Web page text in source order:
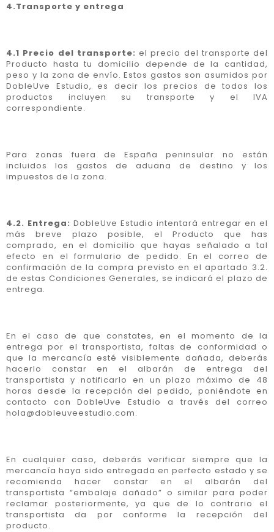
4.Transporte y entrega
4.1 Precio del transporte: el precio del transporte del
Producto hasta tu domicilio depende de la cantidad,
peso y la zona de envío. Estos gastos son asumidos por
DobleUve Estudio, es decir los precios de todos los
productos incluyen su transporte y el IVA
correspondiente.
Para zonas fuera de España peninsular no están
incluidos los gastos de aduana de destino y los
impuestos de la zona.
4.2. Entrega: DobleUve Estudio intentará entregar en el
más breve plazo posible, el Producto que has
comprado, en el domicilio que hayas señalado a tal
efecto en el formulario de pedido. En el correo de
confirmación de la compra previsto en el apartado 3.2.
de estas Condiciones Generales, se indicará el plazo de
entrega.
En el caso de que constates, en el momento de la
entrega por el transportista, faltas de conformidad o
que la mercancía esté visiblemente dañada, deberás
hacerlo constar en el albarán de entrega del
transportista y notificarlo en un plazo máximo de 48
horas desde la recepción del pedido, poniéndote en
contacto con DobleUve Estudio a través del correo
hola@dobleuveestudio.com.
En cualquier caso, deberás verificar siempre que la
mercancía haya sido entregada en perfecto estado y se
recomienda hacer constar en el albarán del
transportista “embalaje dañado” o similar para poder
reclamar posteriormente, ya que de lo contrario el
transportista da por conforme la recepción del
producto.